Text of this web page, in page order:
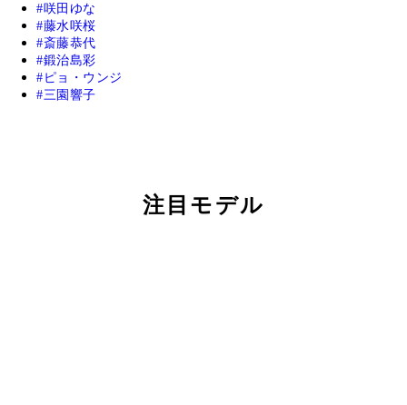
咲田ゆな
藤水咲桜
斎藤恭代
鍛治島彩
ピョ・ウンジ
三園響子
注目モデル